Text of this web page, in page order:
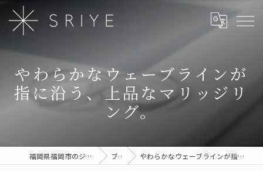
やわらかなウェーブラインが
指に沿う、上品なマリッジリ
ング。
福岡県福岡市のジュエリーならSRIYE ブログ やわらかなウェーブラインが指に沿う、上品なマリッジリング。